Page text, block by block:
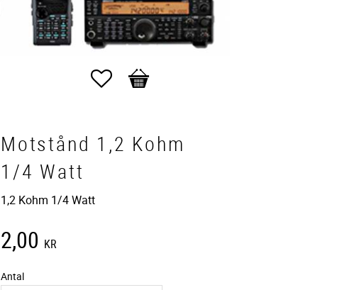
Favoriter
Kundvagn
Motstånd 1,2 Kohm
1/4 Watt
1,2 Kohm 1/4 Watt
2,00 KR
Antal